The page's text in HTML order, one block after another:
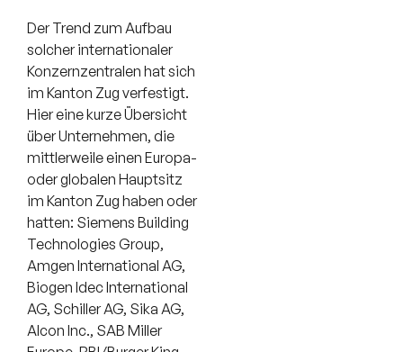
Der Trend zum Aufbau
solcher internationaler
Konzernzentralen hat sich
im Kanton Zug verfestigt.
Hier eine kurze Übersicht
über Unternehmen, die
mittlerweile einen Europa-
oder globalen Hauptsitz
im Kanton Zug haben oder
hatten: Siemens Building
Technologies Group,
Amgen International AG,
Biogen Idec International
AG, Schiller AG, Sika AG,
Alcon Inc., SAB Miller